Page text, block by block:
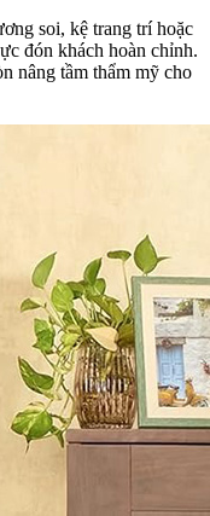
soi, kệ trang trí hoặc
đón khách hoàn chỉnh.
nâng tầm thẩm mỹ cho